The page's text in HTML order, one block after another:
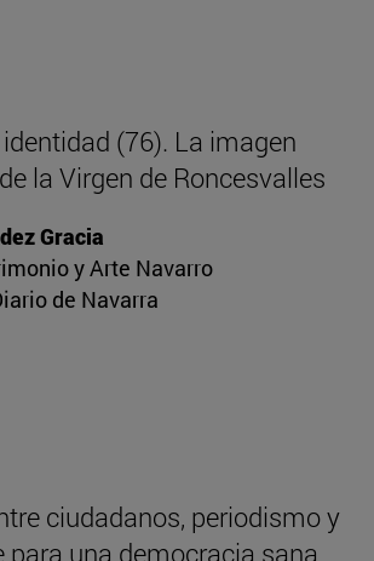
(76). La imagen
la Virgen de Roncesvalles
Gracia
y Arte Navarro
de Navarra
ciudadanos, periodismo y
para una democracia sana